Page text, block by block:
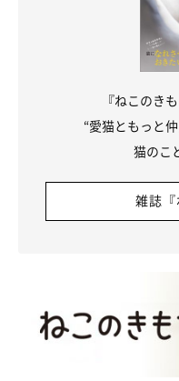
『ねこのき
“愛猫ともっと
猫のこ
雑誌『